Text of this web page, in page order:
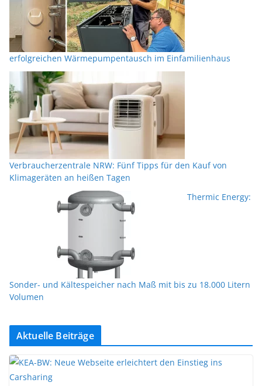
erfolgreichen Wärmepumpentausch im Einfamilienhaus
Verbraucherzentrale NRW: Fünf Tipps für den Kauf von
Klimageräten an heißen Tagen
Thermic Energy:
Sonder- und Kältespeicher nach Maß mit bis zu 18.000 Litern
Volumen
Aktuelle Beiträge